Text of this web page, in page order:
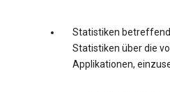
Statistiken betreffend
Statistiken über die
Applikationen,